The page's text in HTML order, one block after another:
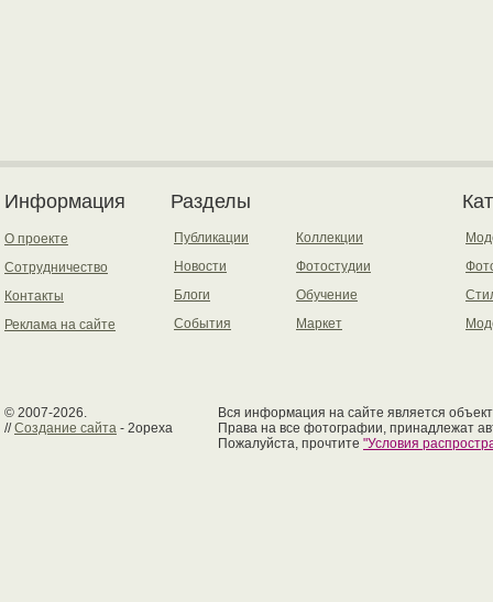
Информация
О проекте
Сотрудничество
Контакты
Реклама на сайте
Разделы
Публикации
Новости
Блоги
События
Коллекции
Фотостудии
Обучение
Маркет
© 2007-2026.
//Создание сайта - 2opexa
Вся информация на сайте является
Права на все фотографии, принадлежат
Пожалуйста, прочтите "Условия